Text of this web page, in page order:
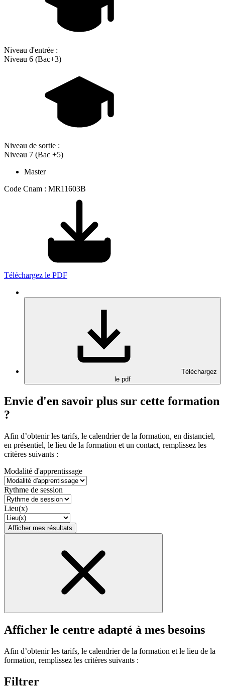
Niveau d'entrée :
Niveau 6 (Bac+3)
Niveau de sortie :
Niveau 7 (Bac +5)
Master
Code Cnam : MR11603B
Téléchargez le PDF
Téléchargez
le pdf
Envie d'en savoir plus sur cette formation
?
Afin d’obtenir les tarifs, le calendrier de la formation, en distanciel,
en présentiel, le lieu de la formation et un contact, remplissez les
critères suivants :
Modalité d'apprentissage
Rythme de session
Lieu(x)
Afficher mes résultats
Afficher le centre adapté à mes besoins
Afin d’obtenir les tarifs, le calendrier de la formation et le lieu de la
formation, remplissez les critères suivants :
Filtrer